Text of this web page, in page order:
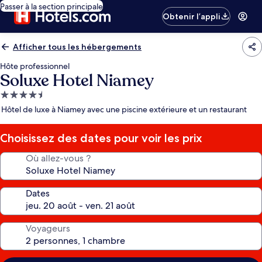
Passer à la section principale
Obtenir l’appli
Afficher tous les hébergements
Hôte professionnel
Soluxe Hotel Niamey
Hébergement
4.5 étoiles
Hôtel de luxe à Niamey avec une piscine extérieure et un restaurant
Choisissez des dates pour voir les prix
Où allez-vous ?
Dates
Voyageurs